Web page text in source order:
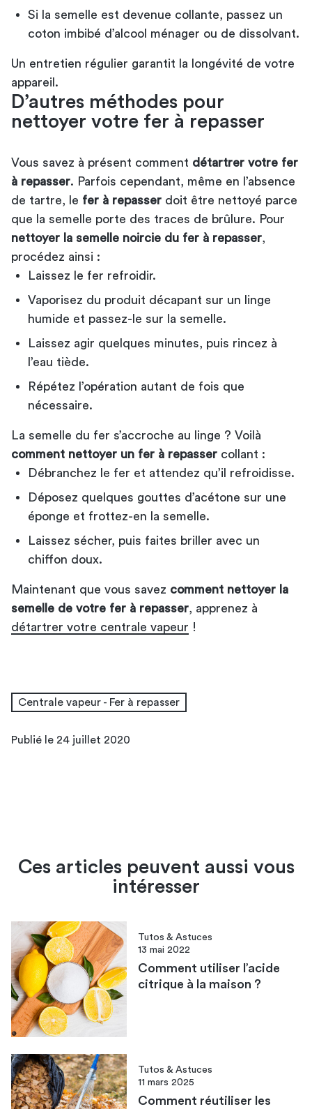
Si la semelle est devenue collante, passez un
coton imbibé d’alcool ménager ou de dissolvant.
Un entretien régulier garantit la longévité de votre
appareil.
D’autres méthodes pour
nettoyer votre fer à repasser
Vous savez à présent comment détartrer votre fer
à repasser. Parfois cependant, même en l’absence
de tartre, le fer à repasser doit être nettoyé parce
que la semelle porte des traces de brûlure. Pour
nettoyer la semelle noircie du fer à repasser
procédez ainsi :
Laissez le fer refroidir.
Vaporisez du produit décapant sur un linge
humide et passez-le sur la semelle.
Laissez agir quelques minutes, puis rincez à
l’eau tiède.
Répétez l’opération autant de fois que
nécessaire.
La semelle du fer s’accroche au linge ? Voilà
comment nettoyer un fer à repasser collant :
Débranchez le fer et attendez qu’il refroidisse.
Déposez quelques gouttes d’acétone sur une
éponge et frottez-en la semelle.
Laissez sécher, puis faites briller avec un
chiffon doux.
Maintenant que vous savez comment nettoyer la
semelle de votre fer à repasser , apprenez à
détartrer votre centrale vapeur !
Centrale vapeur - Fer à repasser
Publié le 24 juillet 2020
Ces articles peuvent aussi vous
intéresser
Tutos & Astuces
13 mai 2022
Comment utiliser l’acide
citrique à la maison ?
Tutos & Astuces
11 mars 2025
Comment réutiliser les